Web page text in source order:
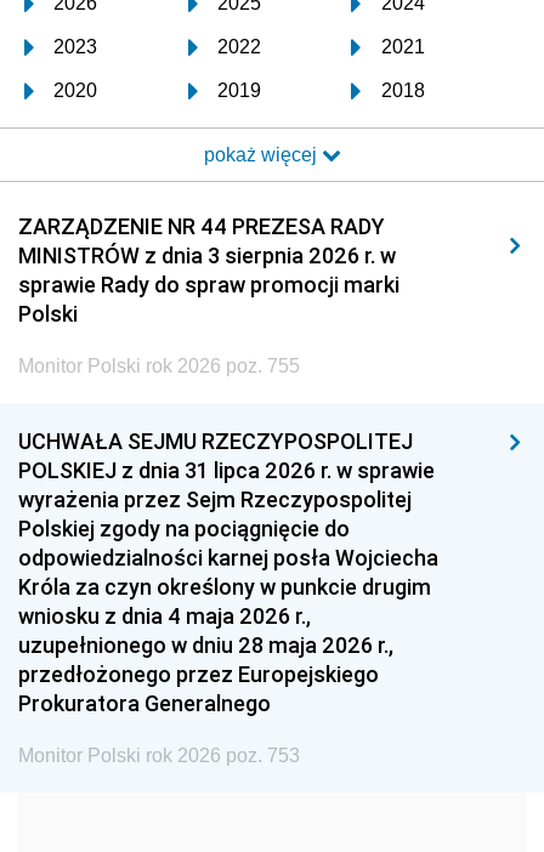
2023 2022 2021
2020 2019 2018
2017 2016 2015
2014 2013 2012
2011 2010 2009
2008 2007 2006
2005
1996 1995 1994
1993 1992 1991
1990 1989
1987 1986 1985
1984 1983
1981 1980 1979
1978 1977
1975 1974
pokaż więcej
ZARZĄDZENIE NR 44 PREZESA RADY
MINISTRÓW z dnia 3 sierpnia 2026 r. w
sprawie Rady do spraw promocji marki
Polski
Monitor Polski rok 2026 poz. 755
UCHWAŁA SEJMU RZECZYPOSPOLITEJ
POLSKIEJ z dnia 31 lipca 2026 r. w sprawie
wyrażenia przez Sejm Rzeczypospolitej
Polskiej zgody na pociągnięcie do
odpowiedzialności karnej posła Wojciecha
Króla za czyn określony w punkcie drugim
wniosku z dnia 4 maja 2026 r.,
uzupełnionego w dniu 28 maja 2026 r.,
przedłożonego przez Europejskiego
Prokuratora Generalnego
Monitor Polski rok 2026 poz. 753